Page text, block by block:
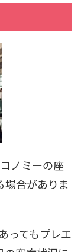
ノミーの座
場合がありま
ってもプレエ